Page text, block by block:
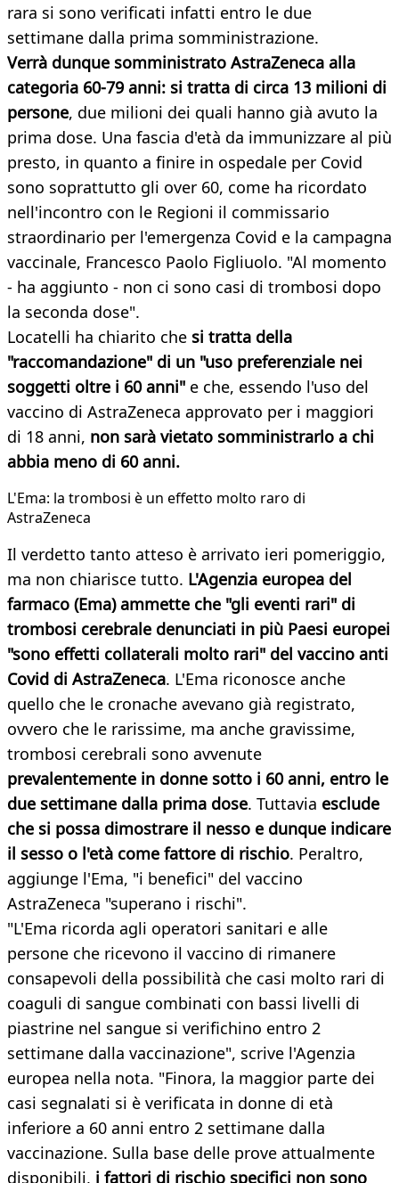
rara si sono verificati infatti entro le due
settimane dalla prima somministrazione.
Verrà dunque somministrato AstraZeneca alla
categoria 60-79 anni: si tratta di circa 13 milioni di
persone, due milioni dei quali hanno già avuto la
prima dose. Una fascia d'età da immunizzare al più
presto, in quanto a finire in ospedale per Covid
sono soprattutto gli over 60, come ha ricordato
nell'incontro con le Regioni il commissario
straordinario per l'emergenza Covid e la campagna
vaccinale, Francesco Paolo Figliuolo. "Al momento
- ha aggiunto - non ci sono casi di trombosi dopo
la seconda dose".
Locatelli ha chiarito che si tratta della
"raccomandazione" di un "uso preferenziale nei
soggetti oltre i 60 anni" e che, essendo l'uso del
vaccino di AstraZeneca approvato per i maggiori
di 18 anni, non sarà vietato somministrarlo a chi
abbia meno di 60 anni.
L'Ema: la trombosi è un effetto molto raro di
AstraZeneca
Il verdetto tanto atteso è arrivato ieri pomeriggio,
ma non chiarisce tutto. L'Agenzia europea del
farmaco (Ema) ammette che "gli eventi rari" di
trombosi cerebrale denunciati in più Paesi europei
"sono effetti collaterali molto rari" del vaccino anti
Covid di AstraZeneca. L'Ema riconosce anche
quello che le cronache avevano già registrato,
ovvero che le rarissime, ma anche gravissime,
trombosi cerebrali sono avvenute
prevalentemente in donne sotto i 60 anni, entro le
due settimane dalla prima dose. Tuttavia esclude
che si possa dimostrare il nesso e dunque indicare
il sesso o l'età come fattore di rischio. Peraltro,
aggiunge l'Ema, "i benefici" del vaccino
AstraZeneca "superano i rischi".
"L'Ema ricorda agli operatori sanitari e alle
persone che ricevono il vaccino di rimanere
consapevoli della possibilità che casi molto rari di
coaguli di sangue combinati con bassi livelli di
piastrine nel sangue si verifichino entro 2
settimane dalla vaccinazione", scrive l'Agenzia
europea nella nota. "Finora, la maggior parte dei
casi segnalati si è verificata in donne di età
inferiore a 60 anni entro 2 settimane dalla
vaccinazione. Sulla base delle prove attualmente
disponibili, i fattori di rischio specifici non sono